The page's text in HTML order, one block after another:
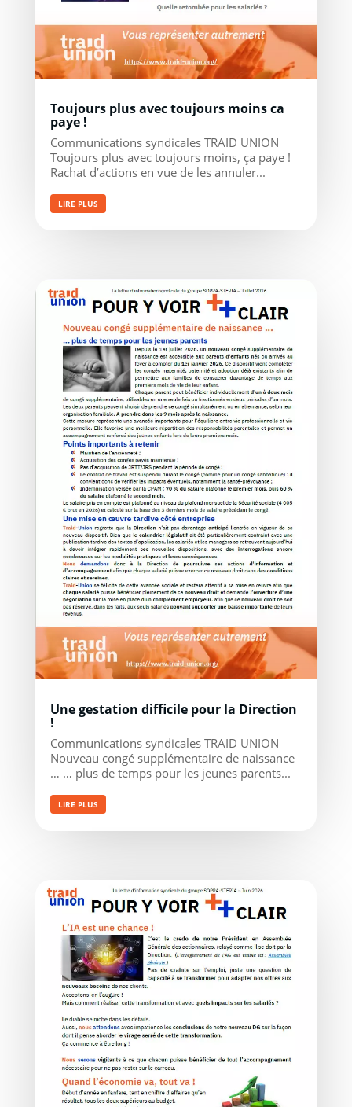
Toujours plus avec toujours moins ca
paye !
Communications syndicales TRAID UNION
Toujours plus avec toujours moins, ça paye !
Rachat d’actions en vue de les annuler...
LIRE PLUS
Une gestation difficile pour la Direction
!
Communications syndicales TRAID UNION
Nouveau congé supplémentaire de naissance
… … plus de temps pour les jeunes parents...
LIRE PLUS